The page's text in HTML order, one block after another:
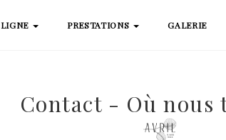
PRESTATIONS GALERIE
Contact - Où nous